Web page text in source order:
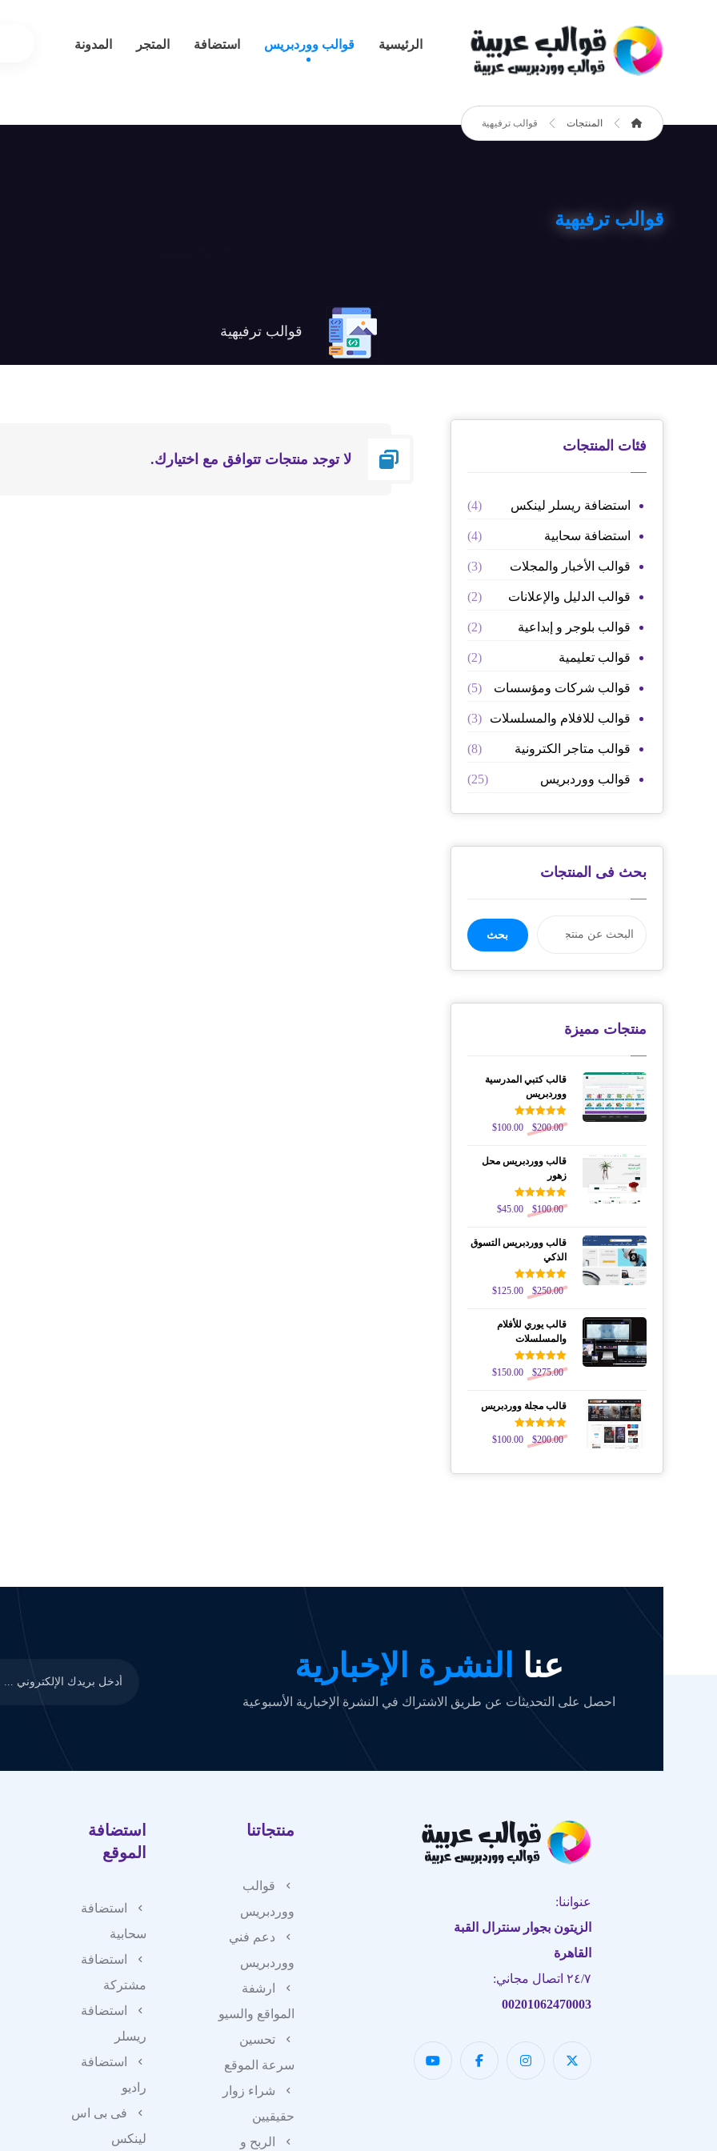
الرئيسية قوالب ووردبريس استضافة المتجر المدونة
المنتجات قوالب ترفيهية
قوالب ترفيهية
قوالب ترفيهية
لا توجد منتجات تتوافق مع اختيارك.
فئات المنتجات
استضافة ريسلر لينكس (4)
استضافة سحابية (4)
قوالب الأخبار والمجلات (3)
قوالب الدليل والإعلانات (2)
قوالب بلوجر و إبداعية (2)
قوالب تعليمية (2)
قوالب شركات ومؤسسات (5)
قوالب للافلام والمسلسلات (3)
قوالب متاجر الكترونية (8)
قوالب ووردبريس (25)
بحث فى المنتجات
بحث
منتجات مميزة
قالب كتبي المدرسية
ووردبريس
تم التقييم
5.00من 5
$200.00
$100.00
قالب ووردبريس محل
زهور
تم التقييم
5.00من 5
$100.00
$45.00
قالب ووردبريس التسوق
الذكي
تم التقييم
5.00من 5
$250.00
$125.00
قالب يوري للأفلام
والمسلسلات
تم التقييم
5.00من 5
$275.00
$150.00
قالب مجلة ووردبريس
تم التقييم
5.00من 5
$200.00
$100.00
عنا النشرة الإخبارية
احصل على التحديثات عن طريق الاشتراك في النشرة الإخبارية الأسبوعية
عنواننا:
الزيتون بجوار سنترال القبة
القاهرة
٢٤/٧ اتصال مجاني:
00201062470003
منتجاتنا
قوالب
ووردبريس
دعم فني
ووردبريس
ارشفة
المواقع والسيو
تحسين
سرعة الموقع
شراء زوار
حقيقيين
الربح و
استضافة
الموقع
استضافة
سحابية
استضافة
مشتركة
استضافة
ريسلر
استضافة
راديو
فى بى اس
لينكس